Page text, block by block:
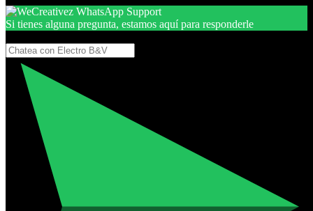
Si tienes alguna pregunta, estamos aquí para responderle